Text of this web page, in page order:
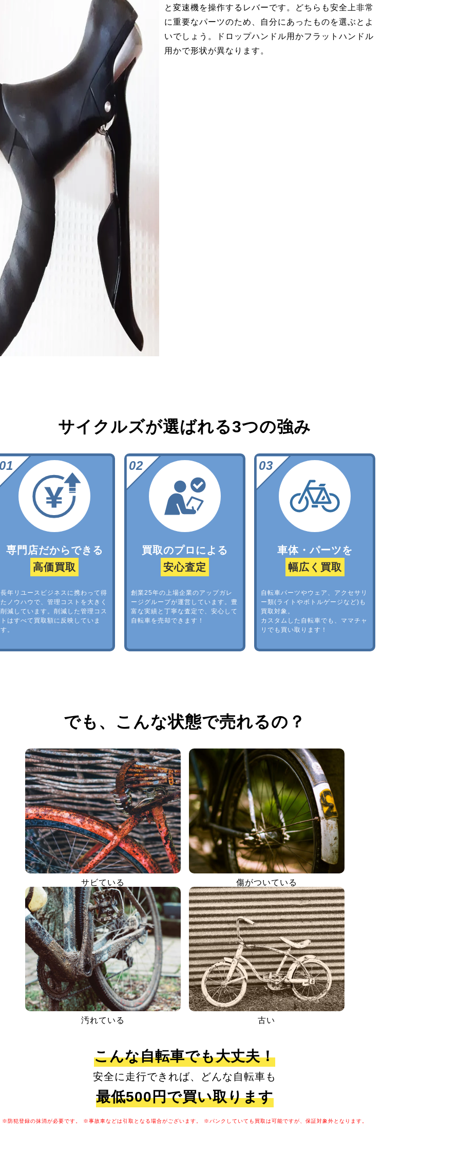
と変速機を操作するレバーです。どちらも安全上非常
に重要なパーツのため、自分にあったものを選ぶとよ
いでしょう。ドロップハンドル用かフラットハンドル
用かで形状が異なります。
サイクルズが選ばれる3つの強み
専門店だからできる
高価買取
長年リユースビジネスに携わって得
たノウハウで、管理コストを大きく
削減しています。削減した管理コス
トはすべて買取額に反映していま
す。
買取のプロによる
安心査定
創業25年の上場企業のアップガレ
ージグループが運営しています。豊
富な実績と丁寧な査定で、安心して
自転車を売却できます！
車体・パーツを
幅広く買取
自転車パーツやウェア、アクセサリ
ー類(ライトやボトルゲージなど)も
買取対象。
カスタムした自転車でも、ママチャ
リでも買い取ります！
でも、 こんな状態で売れるの？
サビている 傷がついている
汚れている 古い
こんな自転車でも大丈夫！
安全に走行できれば、どんな自転車も
最低500円で買い取ります
※防犯登録の抹消が必要です。 ※事故車などは引取となる場合がございます。 ※パンクしていても買取は可能ですが、保証対象外となります。